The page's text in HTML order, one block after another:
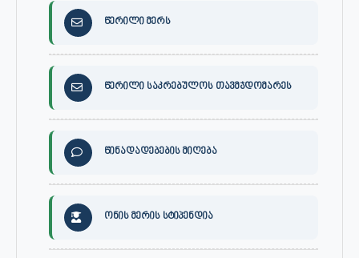
წერილი მერს
წერილი საკრებულოს თავმჯდომარეს
წინადადებების მიღება
ონის მერის სტიპენდია